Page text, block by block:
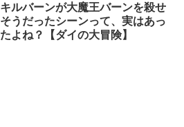
キルバーンが大魔王バーンを殺せ
そうだったシーンって、実はあっ
たよね？【ダイの大冒険】